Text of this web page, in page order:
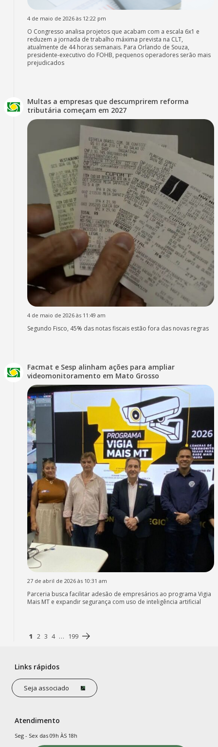
4 de maio de 2026 às 12:22 pm
O Congresso analisa projetos que acabam com a escala 6x1 e
reduzem a jornada de trabalho máxima prevista na CLT,
atualmente de 44 horas semanais. Para Orlando de Souza,
presidente-executivo do FOHB, pequenos operadores serão mais
prejudicados
Multas a empresas que descumprirem reforma
tributária começam em 2027
4 de maio de 2026 às 11:49 am
Segundo Fisco, 45% das notas fiscais estão fora das novas regras
Facmat e Sesp alinham ações para ampliar
videomonitoramento em Mato Grosso
27 de abril de 2026 às 10:31 am
Parceria busca facilitar adesão de empresários ao programa Vigia
Mais MT e expandir segurança com uso de inteligência artificial
1 2 3 4 … 199
Links rápidos
Seja associado
Atendimento
Seg - Sex das 09h ÀS 18h